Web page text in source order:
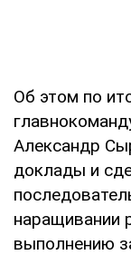
Об этом по
Александр
доклады и
наращивании
выполнению